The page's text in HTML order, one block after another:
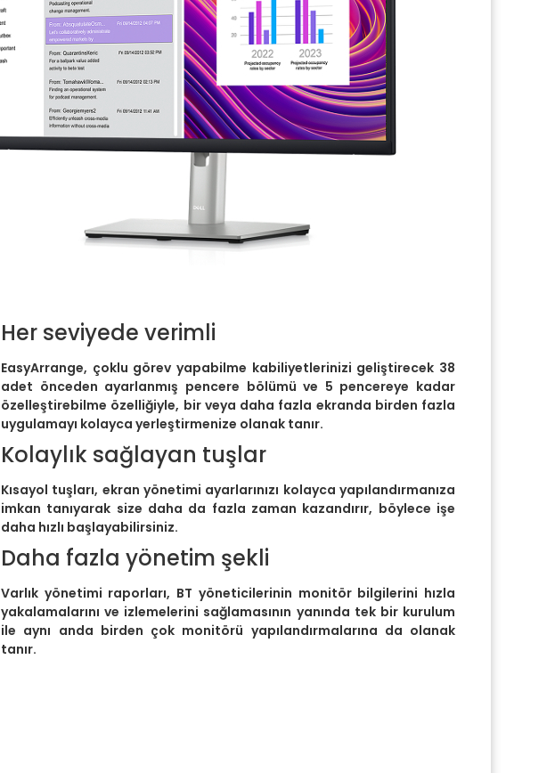
Her seviyede verimli
EasyArrange, çoklu görev yapabilme kabiliyetlerinizi geliştirecek 38
adet önceden ayarlanmış pencere bölümü ve 5 pencereye kadar
özelleştirebilme özelliğiyle, bir veya daha fazla ekranda birden fazla
uygulamayı kolayca yerleştirmenize olanak tanır.
Kolaylık sağlayan tuşlar
Kısayol tuşları, ekran yönetimi ayarlarınızı kolayca yapılandırmanıza
imkan tanıyarak size daha da fazla zaman kazandırır, böylece işe
daha hızlı başlayabilirsiniz.
Daha fazla yönetim şekli
Varlık yönetimi raporları, BT yöneticilerinin monitör bilgilerini hızla
yakalamalarını ve izlemelerini sağlamasının yanında tek bir kurulum
ile aynı anda birden çok monitörü yapılandırmalarına da olanak
tanır.